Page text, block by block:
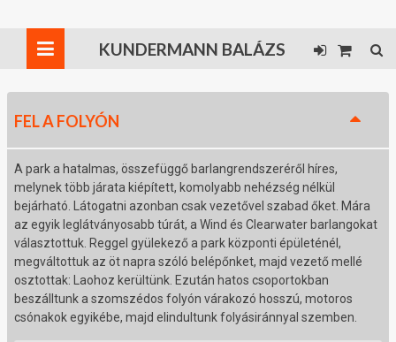
KUNDERMANN BALÁZS
FEL A FOLYÓN
A park a hatalmas, összefüggő barlangrendszeréről híres,
melynek több járata kiépített, komolyabb nehézség nélkül
bejárható. Látogatni azonban csak vezetővel szabad őket. Mára
az egyik leglátványosabb túrát, a Wind és Clearwater barlangokat
választottuk. Reggel gyülekező a park központi épületénél,
megváltottuk az öt napra szóló belépőnket, majd vezető mellé
osztottak: Laohoz kerültünk. Ezután hatos csoportokban
beszálltunk a szomszédos folyón várakozó hosszú, motoros
csónakok egyikébe, majd elindultunk folyásiránnyal szemben.